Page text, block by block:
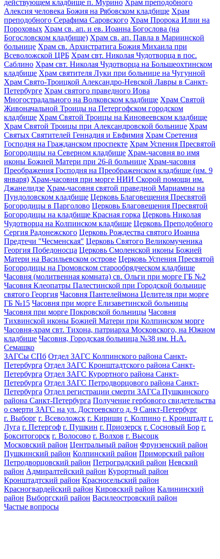
действующем кладбище п. Мурино Храм преподобного
Алексия человека Божия на Рябовском кладбище Храм
преподобного Серафима Саровского Храм Пророка Илии на
Пороховых Храм св. ап. и ев. Иоанна Богослова (на
Богословском кладбище) Храм св. ап. Павла в Мариинской
больнице Храм св. Архистратига Божия Михаила при
Всеволожской ЦРБ Храм свт. Николая Чудотворца в пос.
Саблино Храм свт. Николая Чудотворца на Большеохтинском
кладбище Храм святителя Луки при больнице на Чугунной
Храм Свято-Троицкой Александро-Невской Лавры в Санкт-
Петербурге Храм святого праведного Иова
Многострадального на Волковском кладбище Храм Святой
Живоначальной Троицы на Петергофском городском
кладбище Храм Святой Троицы на Киновеевском кладбище
Храм Святой Троицы при Александровской больнице Храм
Святых Святителей Геннадия и Евфимия Храм Сретения
Господня на Гражданском проспекте Храм Успения Пресвятой
Богородицы на Северном кладбище Храм-часовня во имя
иконы Божией Матери при 26-й больнице Храм-часовня
Преображения Господня на Преображенском кладбище (им. 9
января) Храм-часовня при морге НИИ Скорой помощи им.
Джанелидзе Храм-часовня святой праведной Мариамны на
Пундоловском кладбище Церковь Благовещения Пресвятой
Богородицы в Парголово Церковь Благовещения Пресвятой
Богородицы на кладбище Красная горка Церковь Николая
Чудотворца на Колпинском кладбище Церковь Преподобного
Сергия Радонежского Церковь Рождества святого Иоанна
Предтечи "Чесменская" Церковь Святого Великомученика
Георгия Победоносца Церковь Смоленской иконы Божией
Матери на Васильевском острове Церковь Успения Пресвятой
Богородицы на Громовском старообрядческом кладбище
Часовня (молитвенная комната) св. Ольги при морге ГБ №2
Часовня Клеопатры Палестинской при Городской больнице
святого Георгия Часовня Пантелеймона Целителя при морге
ГБ №15 Часовня при морге Елизаветинской больницы
Часовня при морге Покровской больницы Часовня
Тихвинской иконы Божией Матери при Колпинском морге
Часовня-храм свт. Тихона, патриарха Московского, на Южном
кладбище Часовня, Городская больница №38 им. Н.А.
Семашко
ЗАГСы СПб Отдел ЗАГС Колпинского района Санкт-
Петербурга Отдел ЗАГС Кронштадтского района Санкт-
Петербурга Отдел ЗАГС Курортного района Санкт-
Петербурга Отдел ЗАГС Петродворцового района Санкт-
Петербурга Отдел регистрации смерти ЗАГСа Пушкинского
района Санкт-Петербурга Получение гербового свидетельства
о смерти ЗАГС на ул. Достоевского д. 9 Санкт-Петербург
г. Выборг г. Всеволожск г. Кириши г. Колпино г. Кронштадт г.
Луга г. Петергоф г. Пушкин г. Приозерск г. Сосновый Бор г.
Бокситогорск г. Волосово г. Волхов г. Высоцк
Московский район Центральный район Фрунзенский район
Пушкинский район Колпинский район Приморский район
Петродворцовский район Петроградский район Невский
район Адмиралтейский район Курортный район
Кронштадтский район Красносельский район
Красногвардейский район Кировский район Калининский
район Выборгский район Василеостровский район
Частые вопросы